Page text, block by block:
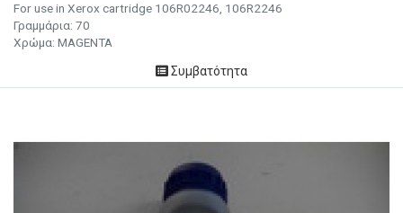
For use in Xerox cartridge 106R02246, 106R2246
Γραμμάρια: 70
Χρώμα: MAGENTA
Συμβατότητα